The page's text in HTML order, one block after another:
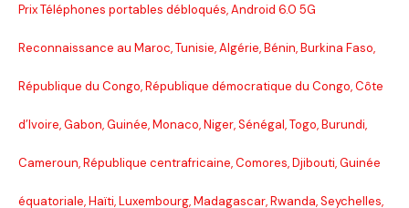
Prix Téléphones portables débloqués, Android 6.0 5G
Reconnaissance au Maroc, Tunisie, Algérie, Bénin, Burkina Faso,
République du Congo, République démocratique du Congo, Côte
d’Ivoire, Gabon, Guinée, Monaco, Niger, Sénégal, Togo, Burundi,
Cameroun, République centrafricaine, Comores, Djibouti, Guinée
équatoriale, Haïti, Luxembourg, Madagascar, Rwanda, Seychelles,